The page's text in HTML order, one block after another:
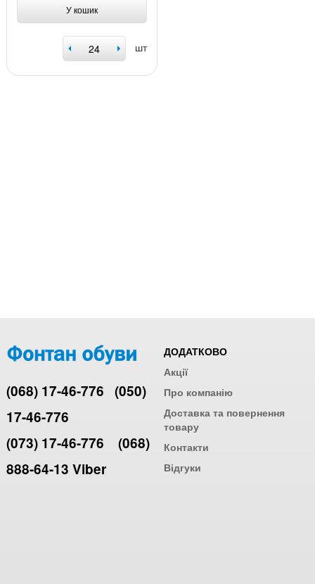
У кошик
шт
(068) 17-46-776 (050)
17-46-776
(073) 17-46-776
(068)
888-64-13 Viber
ДОДАТКОВО
Акції
Про компанію
Доставка та повернення
товару
Контакти
Відгуки